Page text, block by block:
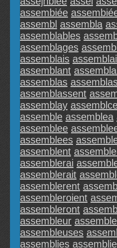
assembiée
assembl assembla
assemblables
assemblages
assemblais
assemblant
assemblas
assemblassent
assemblay
assemble assemblea
assemblee
assemblees
assemblent
assemblerai
assemblerait
assemblerent
assembleroient
assembleront
assembleur
assembleuses
assemblies